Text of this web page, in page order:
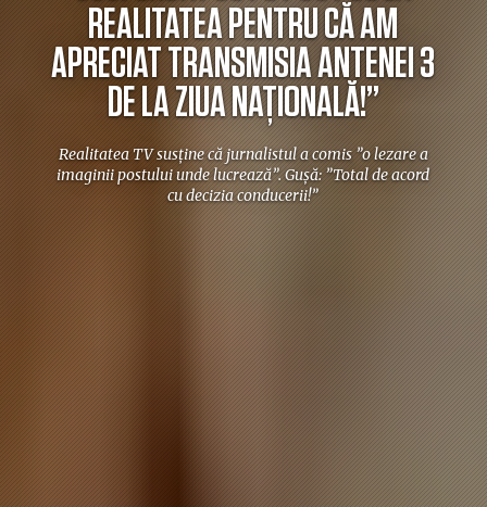
REALITATEA PENTRU CĂ AM
APRECIAT TRANSMISIA ANTENEI 3
DE LA ZIUA NAȚIONALĂ!”
Realitatea TV susține că jurnalistul a comis ”o lezare a
imaginii postului unde lucrează”. Gușă: ”Total de acord
cu decizia conducerii!”